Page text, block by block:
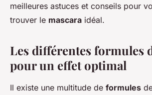
meilleures astuces et conseils pour
trouver le mascara idéal.
Les différentes formules
pour un effet optimal
Il existe une multitude de formules